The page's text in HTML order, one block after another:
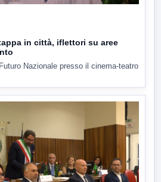
in città, iflettori su aree
Nazionale presso il cinema-teatro